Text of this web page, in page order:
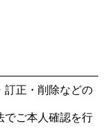
訂正・削除などの
でご本人確認を行